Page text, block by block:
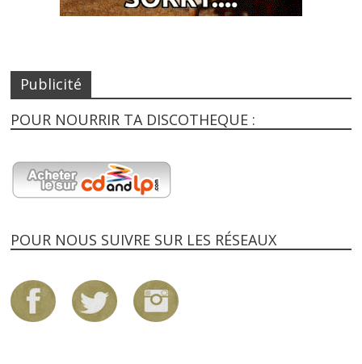
Publicité
POUR NOURRIR TA DISCOTHEQUE :
POUR NOUS SUIVRE SUR LES RÉSEAUX